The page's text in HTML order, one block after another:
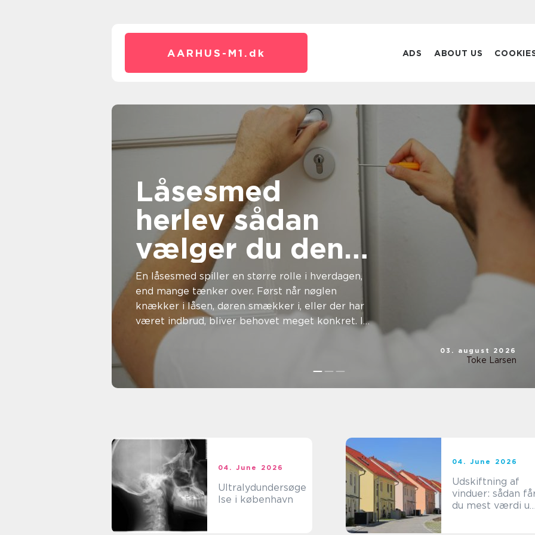
AARHUS-M1. dk ADS ABOUT US
Låsesmed
herlev sådan
vælger du den
rette hjælp til
din sikkerhed
En låsesmed spiller en større rolle i hverdagen,
end mange tænker over. Først når nøglen
knækker i låsen, døren smækker i, eller der har
været indbrud, bliver behovet meget konkret. I
en by som Herlev...
03. august 2026
Toke Larsen
04. June 2026
Ultralydundersøge
lse i københavn
04. June 2026
Udskiftning af
vinduer: sådan
du mest værdi ud